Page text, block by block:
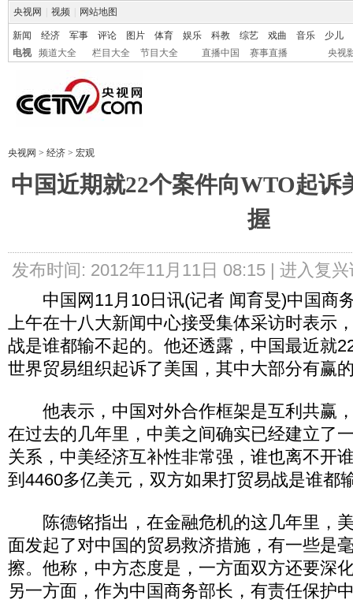
央视网 视频 网站地图
新闻 经济 军事 评论 图片 体育 娱乐 科教 综艺 戏曲 音乐
少儿
电视
频道大全 栏目大全 节目大全 直播中国 赛事直播 央视
央视网 > 经济 > 宏观
中国近期就22个案件向WTO起诉
握
发布时间: 2012年11月11日 08:15 | 进入复兴
中国网11月10日讯(记者 闻育旻)中国商
上午在十八大新闻中心接受集体采访时表示
战是谁都输不起的。他还透露，中国最近就
世界贸易组织起诉了美国，其中大部分有赢
他表示，中国对外合作框架是互利共赢
在过去的几年里，中美之间确实已经建立了
关系，中美经济互补性非常强，谁也离不开
到4460多亿美元，双方如果打贸易战是谁都
陈德铭指出，在金融危机的这几年里，
面发起了对中国的贸易救济措施，有一些是
擦。他称，中方态度是，一方面双方还要深
另一方面，作为中国商务部长，有责任保护